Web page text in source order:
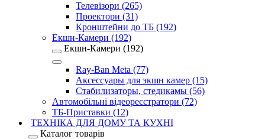
Телевізори (265)
Проектори (31)
Кронштейни до ТБ (192)
Екшн-Камери (192)
Екшн-Камери (192)
Ray-Ban Meta (77)
Аксессуары для экшн камер (15)
Стабилизаторы, стедикамы (56)
Автомобільні відеореєстратори (72)
ТБ-Приставки (12)
ТЕХНІКА ДЛЯ ДОМУ ТА КУХНІ
Каталог товарів